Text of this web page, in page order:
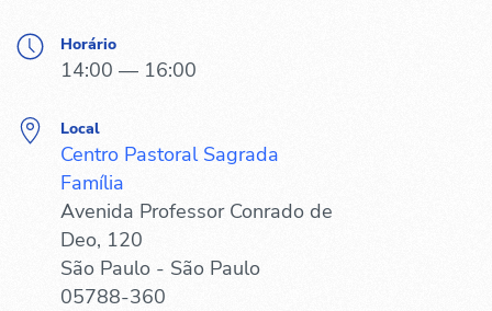
Horário
14:00 — 16:00
Local
Centro Pastoral Sagrada
Família
Avenida Professor Conrado de
Deo, 120
São Paulo - São Paulo
05788-360